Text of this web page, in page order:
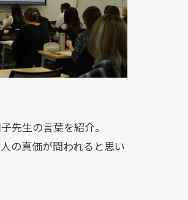
先生の言葉を紹介。
の真価が問われると思い